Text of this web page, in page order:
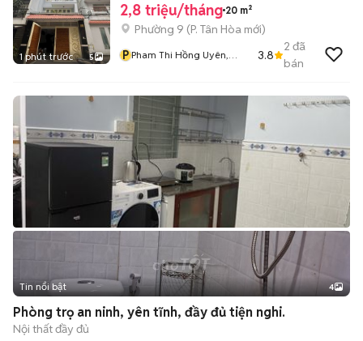
1 phút trước 5
2,8 triệu/tháng 20 m²
Phường 9 (P. Tân Hòa mới)
P Pham Thi Hồng Uyên,
3.8
2 đã
bán
Tin nổi bật 4
Phòng trọ an ninh, yên tĩnh, đầy đủ tiện nghi.
Nội thất đầy đủ